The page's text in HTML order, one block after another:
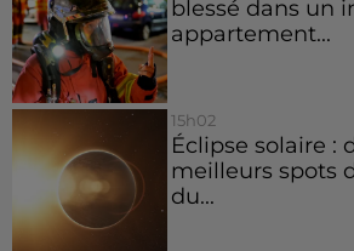
blessé dans un
appartement...
15h02
Éclipse solaire :
meilleurs spots
du...